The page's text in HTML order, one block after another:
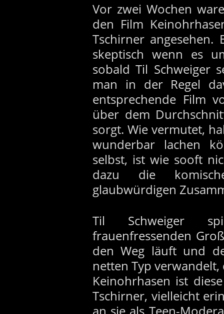
Vor zwei Wochen
den Film
Tschirner
skeptisch wenn es
sobald Til Schweiger
man in der Regel
entsprechende Film
über dem
sorgt. Wie vermutet,
wunderbar lachen
selbst, ist wie sooft
dazu die
glaubwürdigen
Til Schweiger
frauenfressenden
den Weg läuft und
netten Typ
Keinohrhasen ist
Tschirner, vielleicht